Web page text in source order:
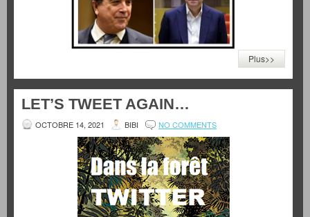
Plus>>
LET’S TWEET AGAIN…
OCTOBRE 14, 2021 BIBI NO COMMENTS